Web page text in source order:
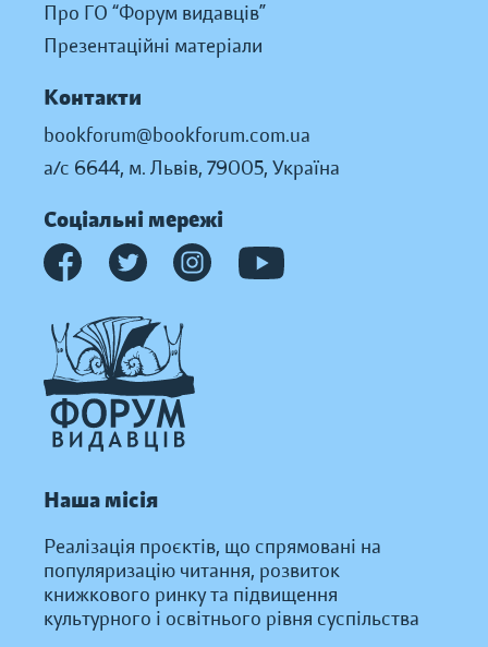
Про ГО “Форум видавців”
Презентаційні матеріали
Контакти
bookforum@bookforum.com.ua
а/с 6644, м. Львів, 79005, Україна
Соціальні мережі
Наша місія
Реалізація проєктів, що спрямовані на
популяризацію читання, розвиток
книжкового ринку та підвищення
культурного і освітнього рівня суспільства